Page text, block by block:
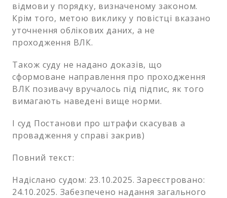
відмови у порядку, визначеному законом.
Крім того, метою виклику у повістці вказано
уточнення облікових даних, а не
проходження ВЛК.
Також суду не надано доказів, що
сформоване направлення про проходження
ВЛК позивачу вручалось під підпис, як того
вимагають наведені вище норми.
І суд Постанови про штрафи скасував а
провадження у справі закрив)
Повний текст:
Надіслано судом: 23.10.2025. Зареєстровано:
24.10.2025. Забезпечено надання загального